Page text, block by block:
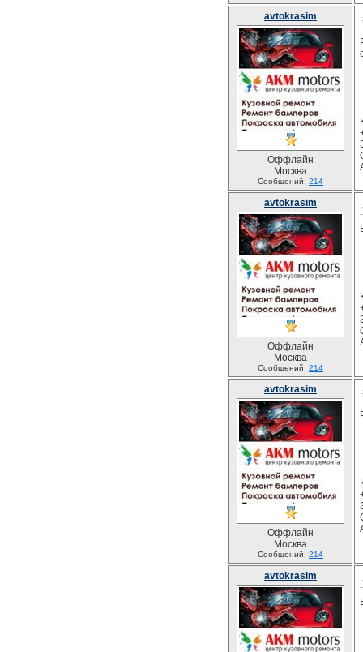
avtokrasim
Оффлайн
Москва
Сообщений: 214
avtokrasim
Оффлайн
Москва
Сообщений: 214
avtokrasim
Оффлайн
Москва
Сообщений: 214
avtokrasim